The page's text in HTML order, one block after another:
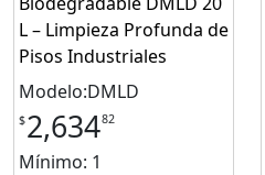
L – Limpieza Profunda de
Pisos Industriales
Modelo:DMLD
$2,63482
Mínimo: 1